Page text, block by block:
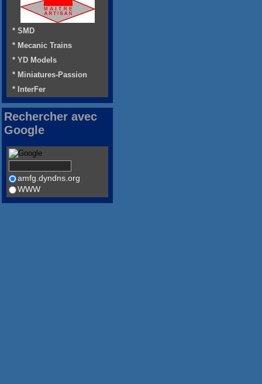
* SMD
* Mecanic Trains
* YD Models
* Miniatures-Passion
* InterFer
Rechercher avec
Google
amfg.dyndns.org
WWW